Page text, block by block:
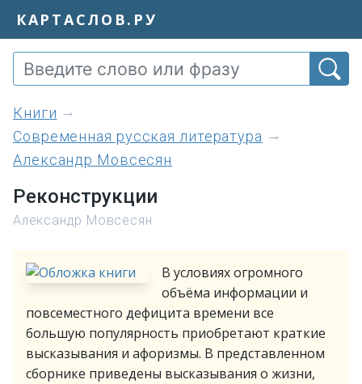
КАРТАСЛОВ.РУ
книги
Современная русская литература
Александр Мовсесян
Реконструкции
Александр Мовсесян
В условиях огромного
объёма информации и
повсеместного дефицита времени все
большую популярность приобретают краткие
высказывания и афоризмы. В представленном
сборнике приведены высказывания о жизни,